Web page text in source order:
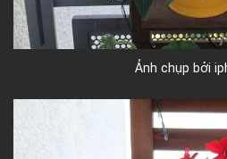
Ảnh chụp bởi